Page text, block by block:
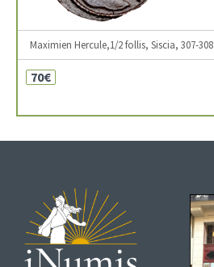
Maximien Hercule,1/2 follis, Siscia, 307-308
70€